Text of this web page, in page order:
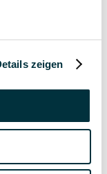
zeigen
es wichtig?